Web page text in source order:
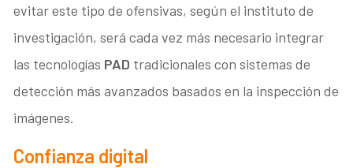
evitar este tipo de ofensivas, según el instituto de
investigación, será cada vez más necesario integrar
las tecnologías PAD tradicionales con sistemas de
detección más avanzados basados en la inspección de
imágenes.
Confianza digital